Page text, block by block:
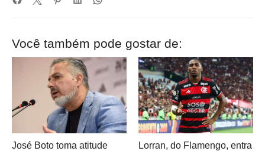
Você também pode gostar de:
José Boto toma atitude
Lorran, do Flamengo, entra